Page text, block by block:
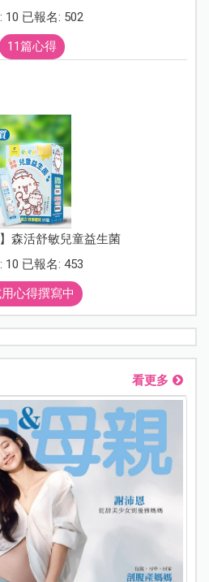
10 已報名: 502
11篇心得
】森活舒敏兒童益生菌
10 已報名: 453
心得撰寫中
看更多